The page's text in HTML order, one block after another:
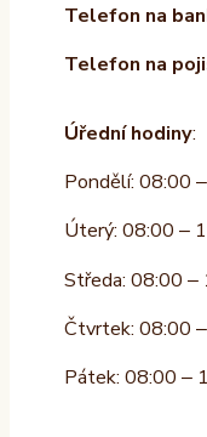
Telefon na
Telefon na
Úřední hodiny:
Pondělí: 08:00
Úterý: 08:00 –
Středa: 08:00 –
Čtvrtek: 08:00
Pátek: 08:00 –